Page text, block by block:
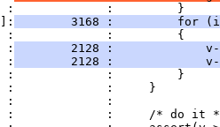
:             :         }
]:
3168 :         for
:             :         {
:
2128 :
:
2128 :
:             :         }
:             :     }
:             :
:             :     /* do it